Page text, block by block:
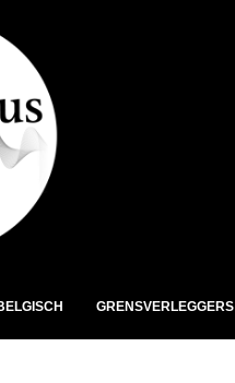
GRENSVERLEGGERS